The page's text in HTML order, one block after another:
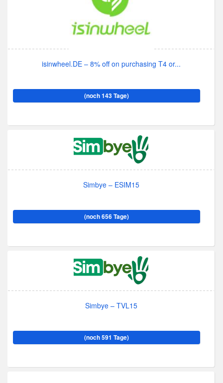
isinwheel.DE – 8% off on purchasing T4 or...
(noch 143 Tage)
Simbye – ESIM15
(noch 656 Tage)
Simbye – TVL15
(noch 591 Tage)